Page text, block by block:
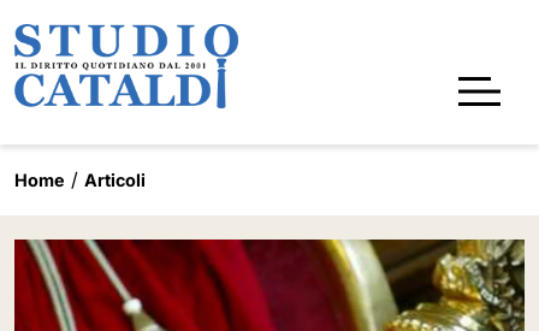
Home Articoli